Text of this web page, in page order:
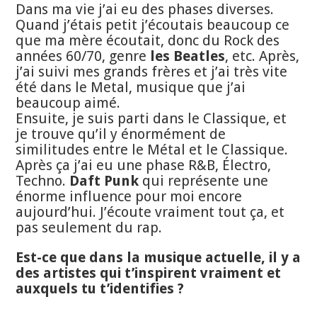
Dans ma vie j’ai eu des phases diverses.
Quand j’étais petit j’écoutais beaucoup ce
que ma mère écoutait, donc du Rock des
années 60/70, genre les Beatles, etc. Après,
j’ai suivi mes grands frères et j’ai très vite
été dans le Metal, musique que j’ai
beaucoup aimé.
Ensuite, je suis parti dans le Classique, et
je trouve qu’il y énormément de
similitudes entre le Métal et le Classique.
Après ça j’ai eu une phase R&B, Électro,
Techno. Daft Punk qui représente une
énorme influence pour moi encore
aujourd’hui. J’écoute vraiment tout ça, et
pas seulement du rap.
Est-ce que dans la musique actuelle, il y a
des artistes qui t’inspirent vraiment et
auxquels tu t’identifies ?